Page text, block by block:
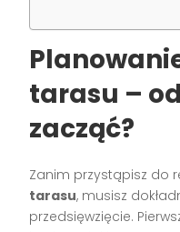
tarasu –
zacząć?
Zanim przystąpisz do
tarasu, musisz
przedsięwzięcie.